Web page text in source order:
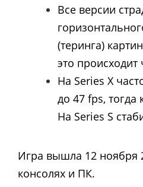
Все версии
(теринга)
это
На Series X
до 47 fps, тогда
На Series S
Игра вышла 12 ноября
консолях и ПК.